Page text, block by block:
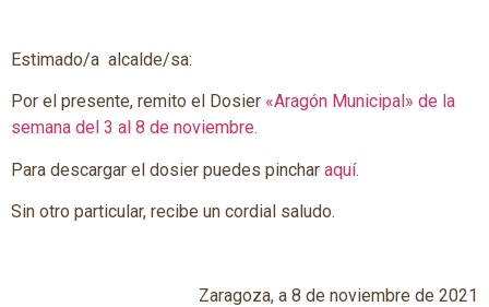
Estimado/a alcalde/sa:
Por el presente, remito el Dosier «Aragón Municipal» de la
semana del 3 al 8 de noviembre.
Para descargar el dosier puedes pinchar aquí.
Sin otro particular, recibe un cordial saludo.
Zaragoza, a 8 de noviembre de 2021